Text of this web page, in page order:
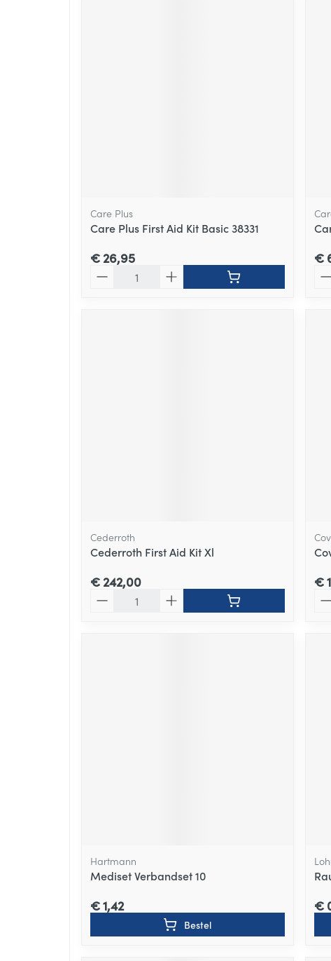
Care Plus
Care Plus First Aid Kit Basic 38331
€ 26,95 €
Cederroth
Cederroth First Aid Kit Xl
€ 242,00 €
Hartmann
Mediset Verbandset 10
€ 1,42
Bestel
€